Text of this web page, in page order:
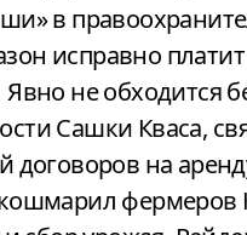
в
исправно платит
не обходится
Сашки Кваса,
договоров на
фермеров